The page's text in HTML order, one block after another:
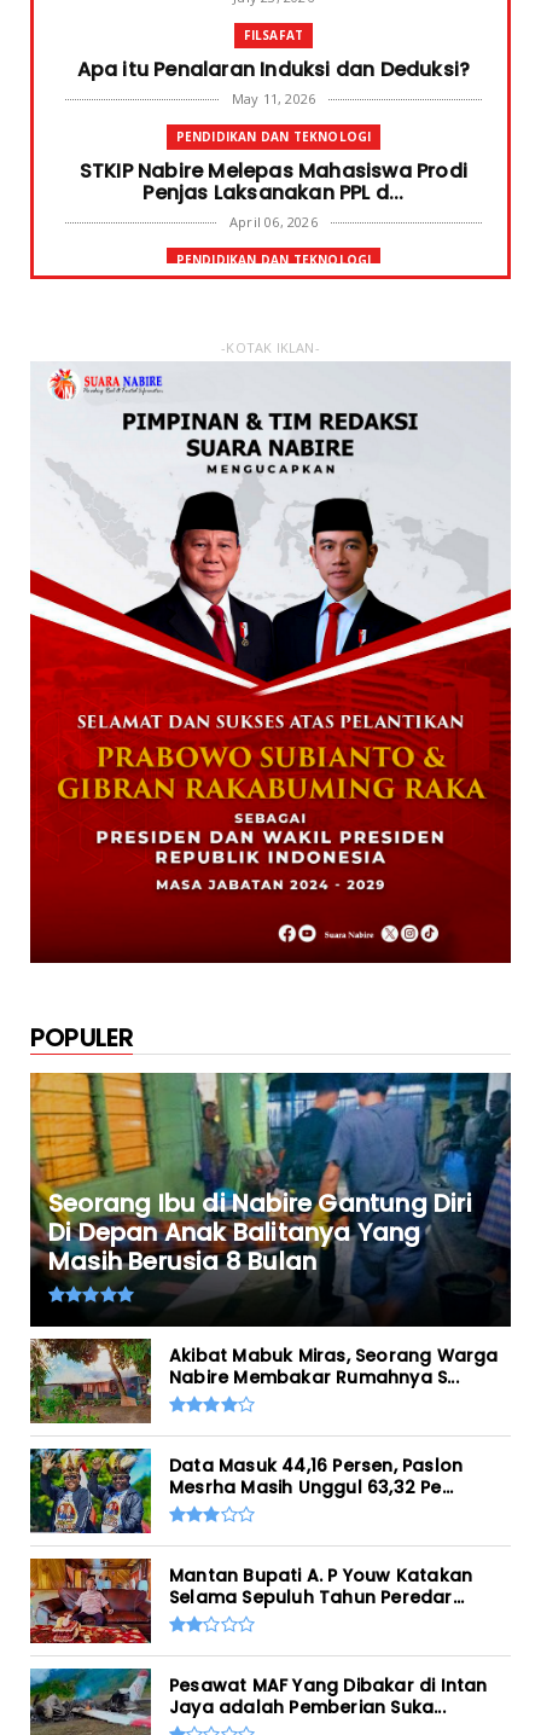
FILSAFAT
Apa itu Penalaran Induksi dan Deduksi?
May 11, 2026
PENDIDIKAN DAN TEKNOLOGI
STKIP Nabire Melepas Mahasiswa Prodi
Penjas Laksanakan PPL d...
April 06, 2026
PENDIDIKAN DAN TEKNOLOGI
January 31, 2026
STKIP Nabire Buka Prodi Pendidikan
Bahasa dan Sastra Indones...
January 27, 2026
NABIRE
Data Masuk 44,16 Persen, Paslon Mesrha
Masih Unggul 63,32 Pe...
December 02, 2024
DAERAH
Paslon Wagi Unggul Sementara di Pilgub
Papua Tengah, Versi J...
December 02, 2024
NABIRE
Rayakan HUT TNI ke-79. Dandim 1705
Nabire Gandeng Pelaku UMK...
October 23, 2024
-KOTAK IKLAN-
POPULER
Seorang Ibu di Nabire Gantung Diri
Di Depan Anak Balitanya Yang
Masih Berusia 8 Bulan
Akibat Mabuk Miras, Seorang Warga
Nabire Membakar Rumahnya S...
Data Masuk 44,16 Persen, Paslon
Mesrha Masih Unggul 63,32 Pe...
Mantan Bupati A. P Youw Katakan
Selama Sepuluh Tahun Peredar...
Pesawat MAF Yang Dibakar di Intan
Jaya adalah Pemberian Suka...